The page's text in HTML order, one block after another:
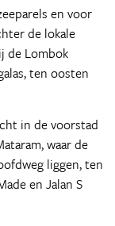
en voor
de lokale
de Lombok
ten oosten
in de voorstad
waar de
liggen, ten
en Jalan S